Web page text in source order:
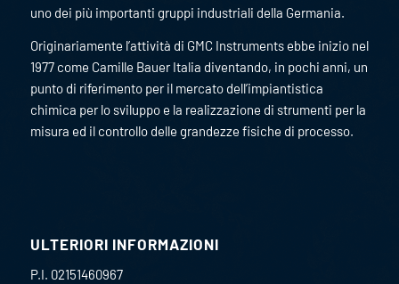
uno dei più importanti gruppi industriali della Germania.
Originariamente l’attività di GMC Instruments ebbe inizio nel
1977 come Camille Bauer Italia diventando, in pochi anni, un
punto di riferimento per il mercato dell’impiantistica
chimica per lo sviluppo e la realizzazione di strumenti per la
misura ed il controllo delle grandezze fisiche di processo.
ULTERIORI INFORMAZIONI
P.I. 02151460967